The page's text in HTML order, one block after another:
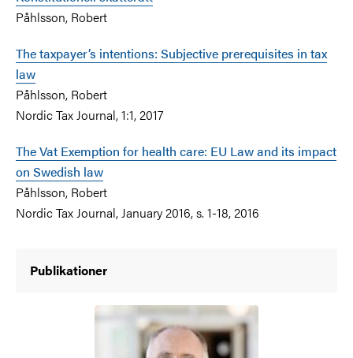
Påhlsson, Robert
The taxpayer’s intentions: Subjective prerequisites in tax
law
Påhlsson, Robert
Nordic Tax Journal, 1:1, 2017
The Vat Exemption for health care: EU Law and its impact
on Swedish law
Påhlsson, Robert
Nordic Tax Journal, January 2016, s. 1-18, 2016
Publikationer